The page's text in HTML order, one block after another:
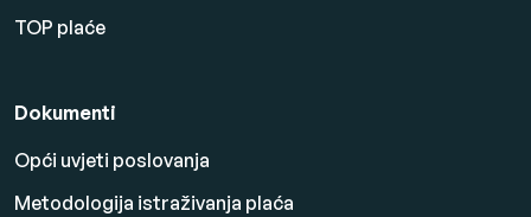
TOP plaće
Dokumenti
Opći uvjeti poslovanja
Metodologija istraživanja plaća